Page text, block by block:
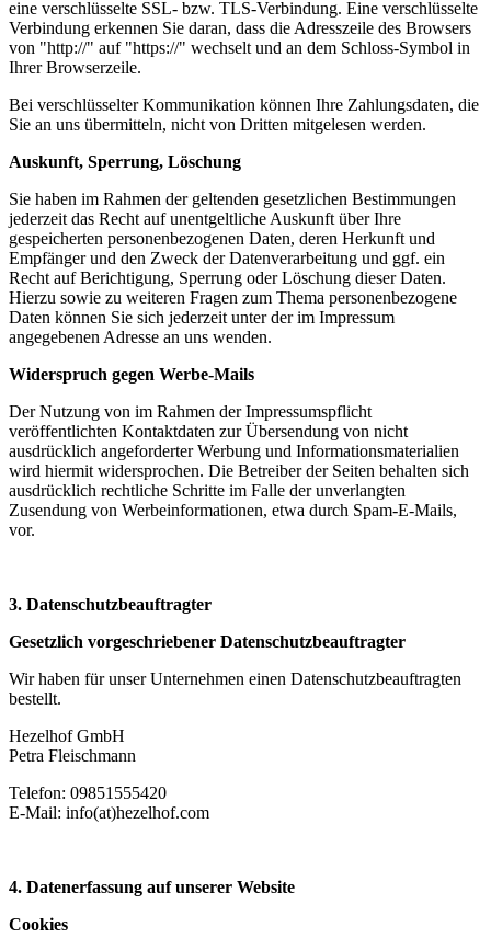
eine verschlüsselte SSL- bzw. TLS-Verbindung. Eine verschlüsselte
Verbindung erkennen Sie daran, dass die Adresszeile des Browsers
von "http://" auf "https://" wechselt und an dem Schloss-Symbol in
Ihrer Browserzeile.
Bei verschlüsselter Kommunikation können Ihre Zahlungsdaten, die
Sie an uns übermitteln, nicht von Dritten mitgelesen werden.
Auskunft, Sperrung, Löschung
Sie haben im Rahmen der geltenden gesetzlichen Bestimmungen
jederzeit das Recht auf unentgeltliche Auskunft über Ihre
gespeicherten personenbezogenen Daten, deren Herkunft und
Empfänger und den Zweck der Datenverarbeitung und ggf. ein
Recht auf Berichtigung, Sperrung oder Löschung dieser Daten.
Hierzu sowie zu weiteren Fragen zum Thema personenbezogene
Daten können Sie sich jederzeit unter der im Impressum
angegebenen Adresse an uns wenden.
Widerspruch gegen Werbe-Mails
Der Nutzung von im Rahmen der Impressumspflicht
veröffentlichten Kontaktdaten zur Übersendung von nicht
ausdrücklich angeforderter Werbung und Informationsmaterialien
wird hiermit widersprochen. Die Betreiber der Seiten behalten sich
ausdrücklich rechtliche Schritte im Falle der unverlangten
Zusendung von Werbeinformationen, etwa durch Spam-E-Mails,
vor.
3. Datenschutzbeauftragter
Gesetzlich vorgeschriebener Datenschutzbeauftragter
Wir haben für unser Unternehmen einen Datenschutzbeauftragten
bestellt.
Hezelhof GmbH
Petra Fleischmann
Telefon: 09851555420
E-Mail: info(at)hezelhof.com
4. Datenerfassung auf unserer Website
Cookies